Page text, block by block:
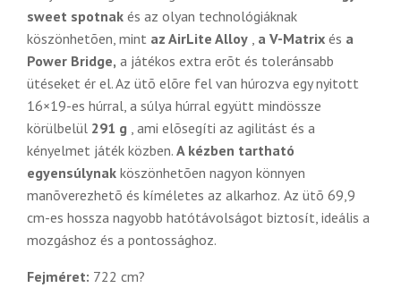
sweet spotnak és az olyan technológiáknak
köszönhetõen, mint az AirLite Alloy , a V-Matrix és a
Power Bridge, a játékos extra erõt és toleránsabb
ütéseket ér el. Az ütõ elõre fel van húrozva egy nyitott
16×19-es húrral, a súlya húrral együtt mindössze
körülbelül 291 g , ami elõsegíti az agilitást és a
kényelmet játék közben. A kézben tartható
egyensúlynak köszönhetõen nagyon könnyen
manõverezhetõ és kíméletes az alkarhoz. Az ütõ 69,9
cm-es hossza nagyobb hatótávolságot biztosít, ideális a
mozgáshoz és a pontossághoz.
Fejméret: 722 cm?